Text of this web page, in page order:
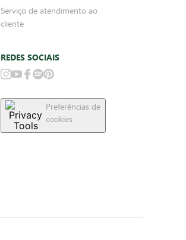
Serviço de atendimento ao
cliente
REDES SOCIAIS
Preferências de
cookies